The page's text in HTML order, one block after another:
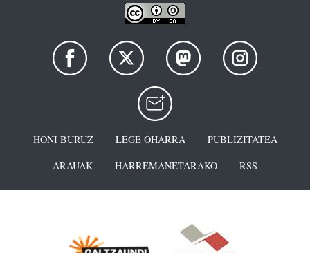
HONI BURUZ LEGE OHARRA
PUBLIZITATEA
ARAUAK
HARREMANETARAKO RSS